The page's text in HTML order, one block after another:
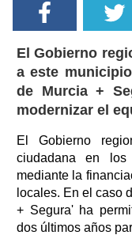
El Gobierno
a este
de Murcia +
modernizar el
El Gobierno
ciudadana en
mediante la
locales. En el caso
+ Segura' ha
dos últimos años